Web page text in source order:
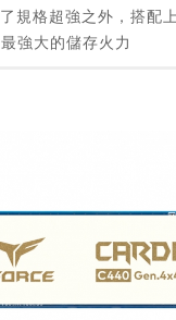
規格超強之外，搭配
強大的儲存火力